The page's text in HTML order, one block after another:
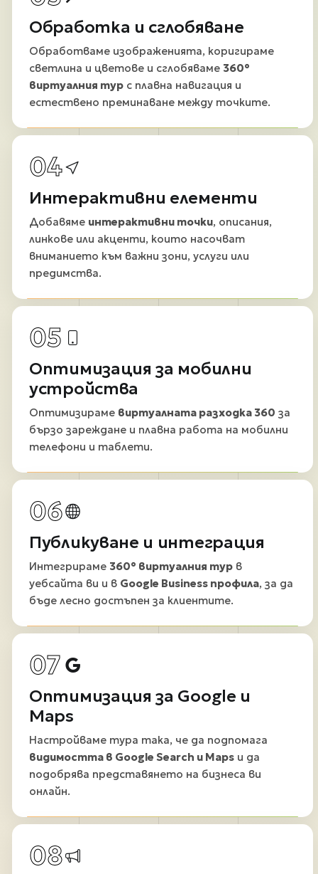
Обработка и сглобяване
Обработваме изображенията, коригираме
светлина и цветове и сглобяваме 360°
виртуалния тур с плавна навигация и
естествено преминаване между точките.
04
Интерактивни елементи
Добавяме интерактивни точки, описания,
линкове или акценти, които насочват
вниманието към важни зони, услуги или
предимства.
05
Оптимизация за мобилни
устройства
Оптимизираме виртуалната разходка 360 за
бързо зареждане и плавна работа на мобилни
телефони и таблети.
06
Публикуване и интеграция
Интегрираме 360° виртуалния тур в
уебсайта ви и в Google Business профила, за да
бъде лесно достъпен за клиентите.
07
Оптимизация за Google и
Maps
Настройваме тура така, че да подпомага
видимостта в Google Search и Maps и да
подобрява представянето на бизнеса ви
онлайн.
08